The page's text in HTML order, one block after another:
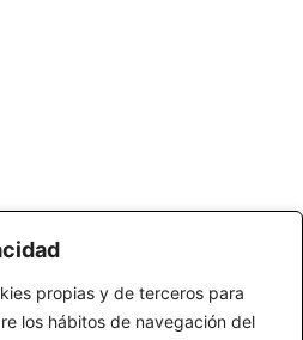
propias y de terceros para
los hábitos de navegación del